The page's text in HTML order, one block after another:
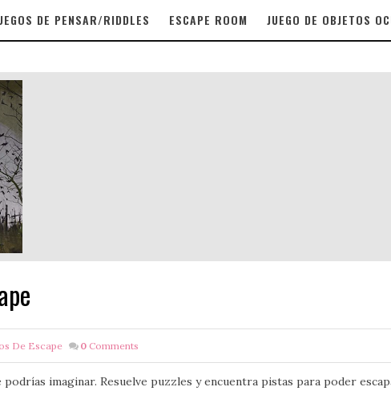
DE PENSAR/RIDDLES ESCAPE ROOM JUEGO DE OBJETOS
De Escape 0 Comments
imaginar. Resuelve puzzles y encuentra pistas para poder